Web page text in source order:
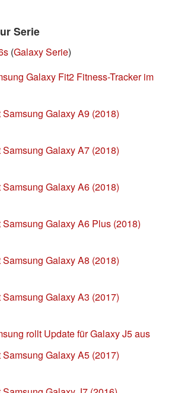
Serie
(Galaxy Serie)
Galaxy Fit2 Fitness-Tracker im
Samsung Galaxy A9 (2018)
Samsung Galaxy A7 (2018)
Samsung Galaxy A6 (2018)
Samsung Galaxy A6 Plus (2018)
Samsung Galaxy A8 (2018)
Samsung Galaxy A3 (2017)
rollt Update für Galaxy J5 aus
Samsung Galaxy A5 (2017)